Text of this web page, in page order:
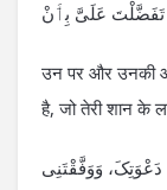
تَفَضَّلْتَ عَلَیَّ بِٲَنْ
उन पर और उनकी
है, जो तेरी शान के
وَوَفَّقْتَنِی